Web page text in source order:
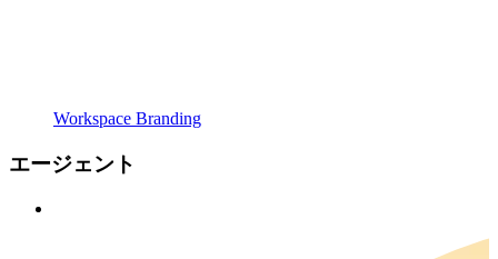
Workspace Branding
エージェント